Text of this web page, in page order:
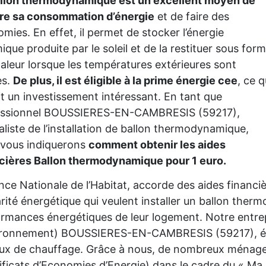
sa consommation d’énergie et de faire des
En effet, il permet de stocker l’énergie
produite par le soleil et de la restituer sous
lorsque les températures extérieures sont
De plus, il est éligible à la prime énergie cee, ce
un investissement intéressant. En tant que
BOUSSIERES-EN-CAMBRESIS (59217),
de l’installation de ballon thermodynamique,
indiquerons comment obtenir les aides
Ballon thermodynamique pour 1 euro.
Nationale de l’Habitat, accorde des aides
énergétique qui veulent installer un ballon
énergétiques de leur logement. Notre
BOUSSIERES-EN-CAMBRESIS
de chauffage. Grâce à nous, de nombreux